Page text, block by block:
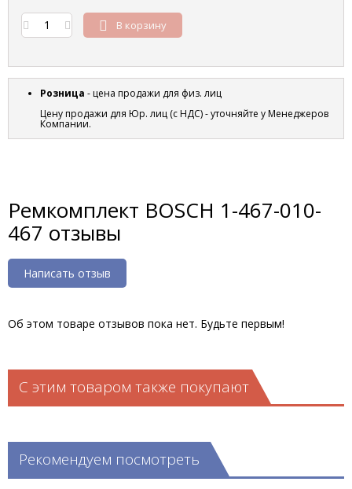
В корзину
Розница - цена продажи для физ. лиц
Цену продажи для Юр. лиц (с НДС) - уточняйте у Менеджеров
Компании.
Ремкомплект BOSCH 1-467-010-
467 отзывы
Написать отзыв
Об этом товаре отзывов пока нет. Будьте первым!
С этим товаром также покупают
Рекомендуем посмотреть